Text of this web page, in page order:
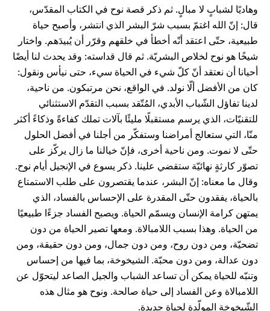
وهاديًا لشبابٍ لا مبالٍ. ثم ذكر قصة نوح في الكتاب المقدّس،
قال: إنّ الله اغتمّ بسبب شرّ البشر الذي انتشر، وأصبح حياة
طبيعية، حتّى اعتقد أنّه أخطأ في خلقهم وقرّر أن يُبيدَهم. واختار
شيخًا هو نوح لخلاص البشريّة. ثم قال قداسته: وقد يحدث لنا أيضًا
أحيانا أن نعتقد أنّ كلّ شيء في الحياة سيء، حتى نيأس ونقول:
كان من الأفضل ألّا نولد. في الواقع، نحن مرتبكون. من ناحية،
لدينا تفاؤل الشّباب الأبدي، المُتّقد بسبب التقدّم الاستثنائي
للتقنيّات، الذي يرسم مستقبلًا مليئًا بآلات تملك كفاءةً وذكاءً أكثر
منّا، التي ستعالج أمراضنا وستفكّر من أجلنا في أفضل الحلول
حتّى لا نموت. ومن ناحية أخرى، فإنّ خيالنا ما زال يركّز على
تصوّر كارثةٍ نهائيّة ستقضي علينا. ذكر يسوع في الإنجيل أيام نوح.
وقال ما معناه: إنّ البشر، عندما يقتصرون على طلب الاستمتاع
بالحياة، يفقدون حتّى المقدرة على الإحساس بالفساد، الذي
يمتهن كرامة الإنسان ويسمّم الحياة. ويصبح الفساد جزءًا طبيعيًا
من الحياة. وهذا بسبب اللامبالاة. ومعها تصير الحياة من دون
تضحيّة، ومن دون روح، ومن دون جمال، ومن دون حقيقة، ومن
دون عدالة، ومن دون محبّة. الشيخوخة، بما فيها من إحساس
وتنبّه للحياة يمكن أن تساعد الشباب والجيل الصاعد ليتحوّل عن
اللامبالاة وعن الفساد إلى حياة صالحة. ونوح هو مثال هذه
الشّيخوخة المولّدة لحياة جديدة.